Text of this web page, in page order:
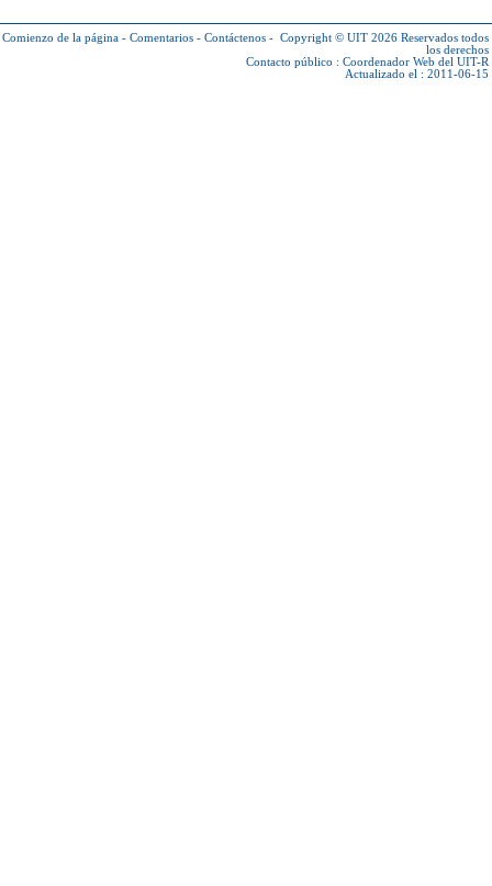
Comienzo de la página - Comentarios - Contáctenos - Copyright © UIT 2026 Reservados todos
los derechos
Contacto público : Coordenador Web del UIT-R
Actualizado el : 2011-06-15